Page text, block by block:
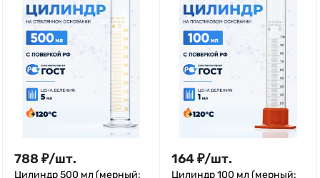
788 ₽/шт.
Цилиндр 500 мл (мерный:
164₽/шт.
Цилиндр 100 мл (мерный: